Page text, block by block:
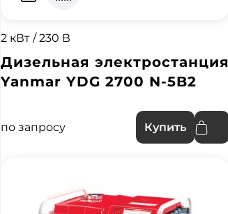
2 кВт / 230 В
Дизельная электростанция
Yanmar YDG 2700 N-5B2
по запросу Купить